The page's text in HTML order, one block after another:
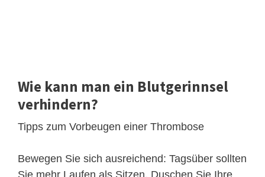
Wie kann man ein Blutgerinnsel
verhindern?
Tipps zum Vorbeugen einer Thrombose
Bewegen Sie sich ausreichend: Tagsüber sollten
Sie mehr Laufen als Sitzen. Duschen Sie Ihre